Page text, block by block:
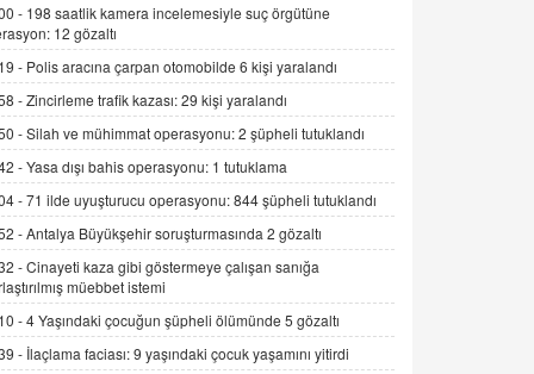
AV. DOĞAN CAN DOĞAN
Kişisel verilerin korunması ve dijital
hukukun gelişimi
15.09.2025 16:17
SEHER EREK
Kış Ayları Geldi, Hangi Önlemler
Alınmalı?
9.12.2025 10:11
İNCİ GÜL AKÖL
Trump Keşke Adana'yı da Ziyaret Etse...
06.07.2026 13:00
- 198 saatlik kamera incelemesiyle suç örgütüne
12 gözaltı
- Polis aracına çarpan otomobilde 6 kişi yaralandı
-Zincirleme trafik kazası: 29 kişi yaralandı
-Silah ve mühimmat operasyonu: 2 şüpheli tutuklandı
-Yasa dışı bahis operasyonu: 1 tutuklama
-71 ilde uyuşturucu operasyonu: 844 şüpheli tutuklandı
-Antalya Büyükşehir soruşturmasında 2 gözaltı
-Cinayeti kaza gibi göstermeye çalışan sanığa
müebbet istemi
-4 Yaşındaki çocuğun şüpheli ölümünde 5 gözaltı
- İlaçlama faciası: 9 yaşındaki çocuk yaşamını yitirdi